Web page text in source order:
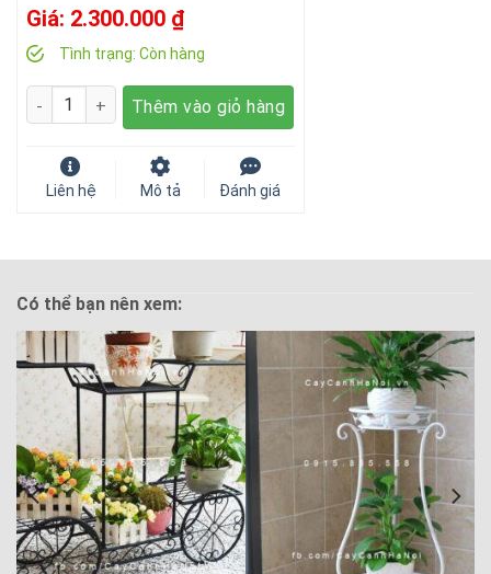
Giá: 2.300.000 ₫
Tình trạng: Còn hàng
Số lượng Thêm vào giỏ hàng
Liên hệ Mô tả Đánh giá
Có thể bạn nên xem: